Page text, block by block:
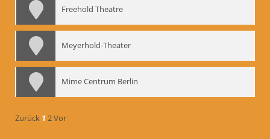
Freehold Theatre
Meyerhold-Theater
Mime Centrum Berlin
Zurück 12Vor